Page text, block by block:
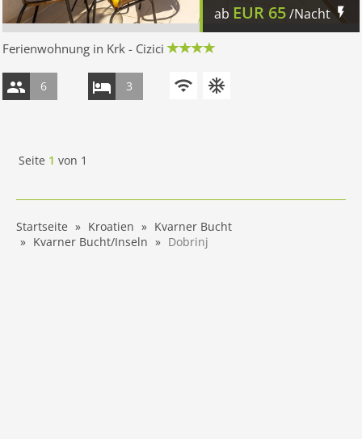
ab EUR 65/Nacht
Ferienwohnung in Krk - Cizici
6 3
Seite 1 von 1
Startseite Kroatien
Kvarner Bucht
Kvarner Bucht/Inseln
Dobrinj